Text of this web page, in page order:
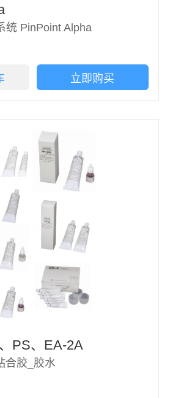
统 PinPoint Alpha
立即购买
PS、EA-2A
合胶_胶水